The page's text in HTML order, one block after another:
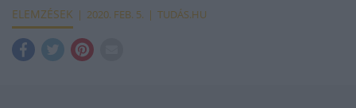
ELEMZÉSEK 2020. FEB. 5. TUDÁS.HU